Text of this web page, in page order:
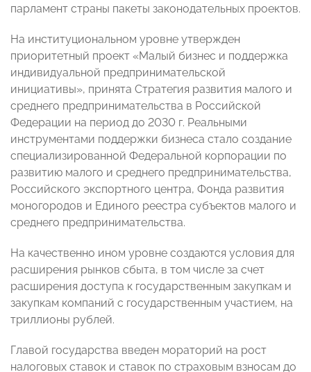
парламент страны пакеты законодательных проектов.
На институциональном уровне утвержден
приоритетный проект «Малый бизнес и поддержка
индивидуальной предпринимательской
инициативы», принята Стратегия развития малого и
среднего предпринимательства в Российской
Федерации на период до 2030 г. Реальными
инструментами поддержки бизнеса стало создание
специализированной Федеральной корпорации по
развитию малого и среднего предпринимательства,
Российского экспортного центра, Фонда развития
моногородов и Единого реестра субъектов малого и
среднего предпринимательства.
На качественно ином уровне создаются условия для
расширения рынков сбыта, в том числе за счет
расширения доступа к государственным закупкам и
закупкам компаний с государственным участием, на
триллионы рублей.
Главой государства введен мораторий на рост
налоговых ставок и ставок по страховым взносам до